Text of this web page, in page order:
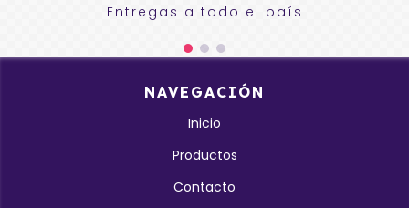
Entregas a todo el país
NAVEGACIÓN
Inicio
Productos
Contacto